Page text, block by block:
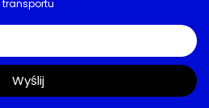
Wyślij